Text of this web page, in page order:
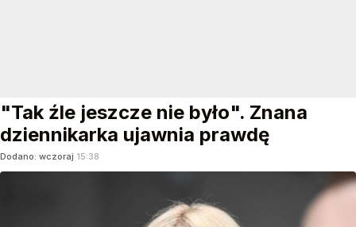
"Tak źle jeszcze nie było". Znana
dziennikarka ujawnia prawdę
Dodano: wczoraj 15:38